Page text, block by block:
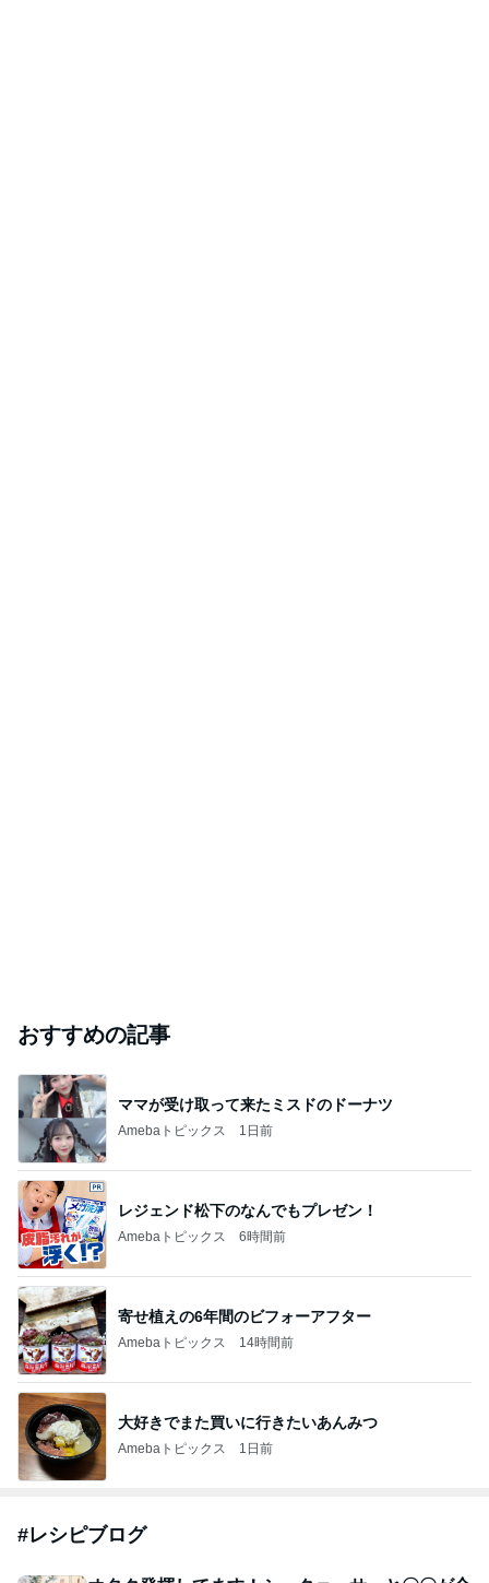
おすすめの記事
ママが受け取って来たミスドのドーナツ
Amebaトピックス 1日前
レジェンド松下のなんでもプレゼン！
Amebaトピックス 6時間前
寄せ植えの6年間のビフォーアフター
Amebaトピックス 14時間前
大好きでまた買いに行きたいあんみつ
Amebaトピックス 1日前
#レシピブログ